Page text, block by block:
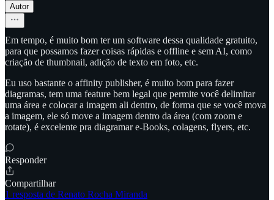
Autor
Em tempo, é muito bom ter um software dessa qualidade gratuito,
para que possamos fazer coisas rápidas e offline e sem AI, como
criação de thumbnail, adição de texto em foto, etc.
Eu uso bastante o affinity publisher, é muito bom para fazer
diagramas, tem uma feature bem legal que permite você delimitar
uma área e colocar a imagem ali dentro, de forma que se você mova
a imagem, ele só move a imagem dentro da área (com zoom e
rotate), é excelente pra diagramar e-Books, colagens, flyers, etc.
Responder
Compartilhar
1 resposta de Renato Rocha Miranda